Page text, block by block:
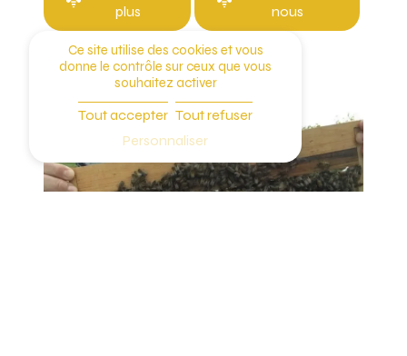
plus
nous
Ce site utilise des cookies et vous
donne le contrôle sur ceux que vous
souhaitez activer
Tout accepter Tout refuser
Personnaliser